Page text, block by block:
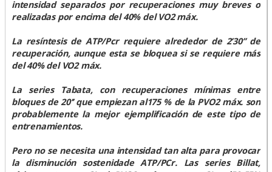
intensidad separados por recuperaciones muy breves o
realizadas por encima del 40% del VO2 máx.
La resíntesis de ATP/Pcr requiere alrededor de 2’30’’ de
recuperación, aunque esta se bloquea si se requiere más
del 40% del VO2 máx.
La series Tabata, con recuperaciones mínimas entre
bloques de 20’’ que empiezan al175 % de la PVO2 máx. son
probablemente la mejor ejemplificación de este tipo de
entrenamientos.
Pero no se necesita una intensidad tan alta para provocar
la disminución sostenidade ATP/PCr. Las series Billat,